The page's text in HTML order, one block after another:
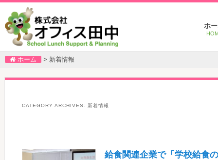
Main
menuSkip
to
Skip
to
ホ
ホーム > 新着情報
CATEGORY ARCHIVES: 新着情報
給食関連企業で「学校給食